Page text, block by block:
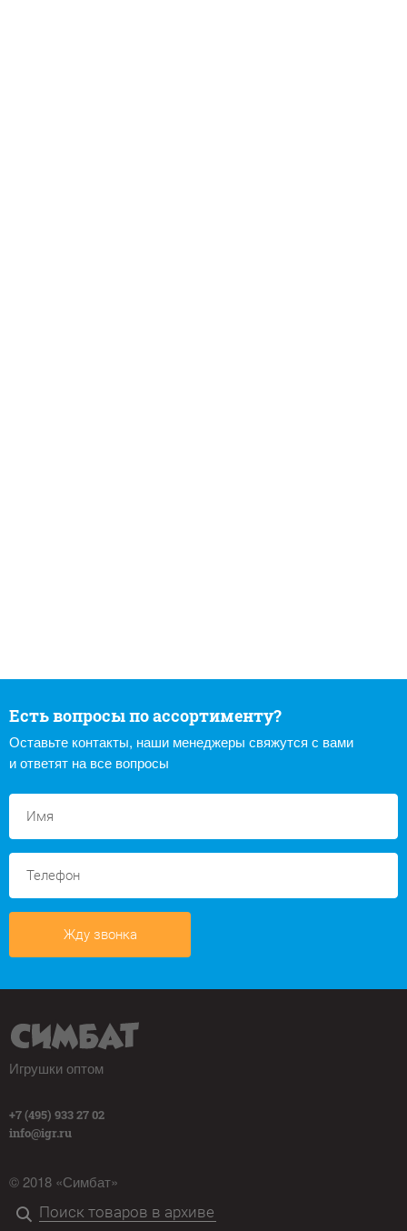
Есть вопросы по ассортименту?
Оставьте контакты, наши менеджеры свяжутся с вами
и ответят на все вопросы
Жду звонка
Игрушки оптом
+7 (495) 933 27 02
info@igr.ru
© 2018 «Симбат»